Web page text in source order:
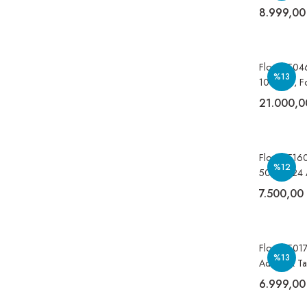
Hijyenik
%13
Flosoft
1000 ml,
Köpük
%12
Flosoft
500 ml 24
Köpük
7.500,00
%13
Flosoft
Adet, Şık
Dispenseri